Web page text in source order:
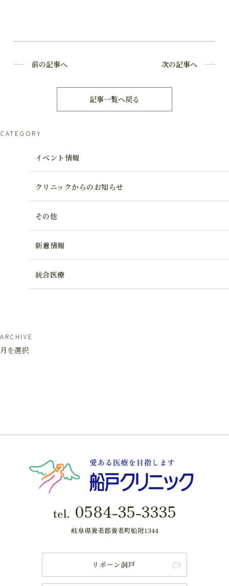
前の記事へ 次の記事へ
記事一覧へ戻る
CATEGORY
イベント情報
クリニックからのお知らせ
その他
新着情報
統合医療
ARCHIVE
月を選択
tel. 0584-35-3335
岐阜県養老郡養老町船附1344
リボーン洞戸